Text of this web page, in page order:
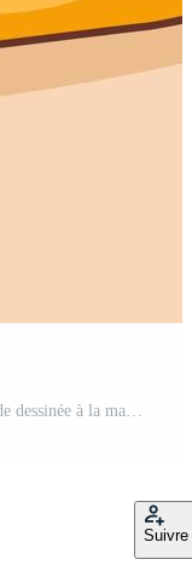
illustration d'emballage de restauration rapide dessinée à la main Vecteur Gratuit
Suivre